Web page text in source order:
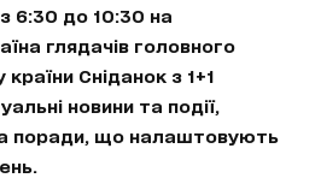
6:30 до 10:30 на
глядачів головного
Сніданок з 1+1
новини та події,
поради, що налаштовують